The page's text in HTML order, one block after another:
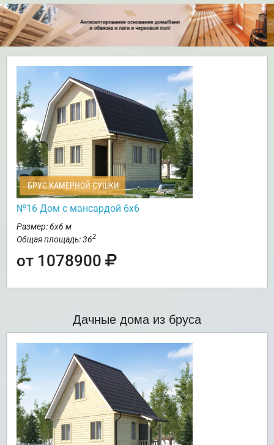
БРУС КАМЕРНОЙ СУШКИ
№16 Дом с мансардой 6х6
Размер: 6х6 м
Общая площадь: 362
от 1078900
Дачные дома из бруса